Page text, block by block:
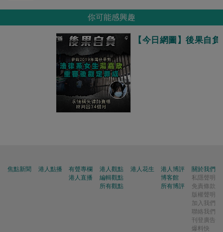
你可能感興趣
【今日網圖】後果自負
焦點新聞 港人點播
有聲專欄
港人直播
港人觀點
編輯觀點
所有觀點
港人花生
港人博評
博客館
所有博評
關於我們
私隱聲明
免責條款
版權聲明
加入我們
聯絡我們
刊登廣告
爆料快